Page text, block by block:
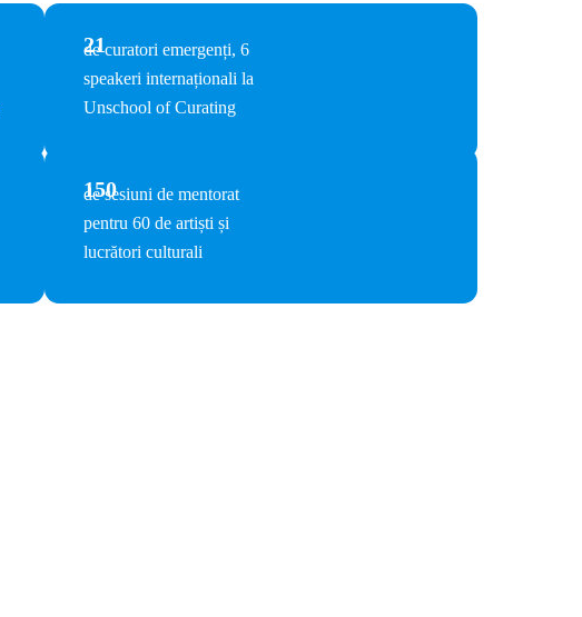
21
de curatori emergenți, 6
speakeri internaționali la
Unschool of Curating
150
de sesiuni de mentorat
pentru 60 de artiști și
lucrători culturali